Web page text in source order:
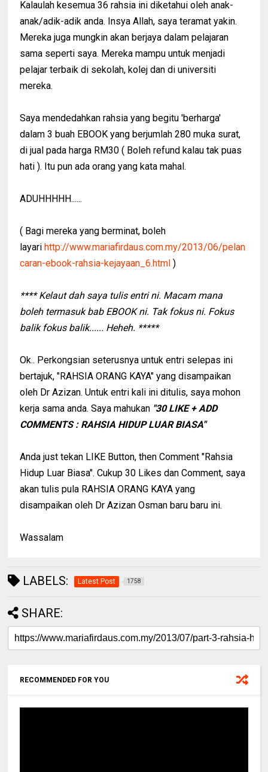
Kalaulah kesemua 36 rahsia ini diketahui oleh anak-
anak/adik-adik anda. Insya Allah, saya teramat yakin.
Mereka juga mungkin akan berjaya dalam pelajaran
sama seperti saya. Mereka mampu untuk menjadi
pelajar terbaik di sekolah, kolej dan di universiti
mereka.
Saya mendedahkan rahsia yang begitu 'berharga'
dalam 3 buah EBOOK yang berjumlah 280 muka surat,
di jual pada harga RM30 ( Boleh refund kalau tak puas
hati ). Itu pun ada orang yang kata mahal.
ADUHHHHH......
( Bagi mereka yang berminat, boleh
layarihttp://www.mariafirdaus.com.my/2013/06/pelan
caran-ebook-rahsia-kejayaan_6.html )
**** Kelaut dah saya tulis entri ni. Macam mana
boleh termasuk bab EBOOK ni. Tak fokus ni. Fokus
balik fokus balik...... Heheh. *****
Ok.. Perkongsian seterusnya untuk entri selepas ini
bertajuk, "RAHSIA ORANG KAYA" yang disampaikan
oleh Dr Azizan. Untuk entri kali ini ditulis, saya mohon
kerja sama anda. Saya mahukan "30 LIKE + ADD
COMMENTS : RAHSIA HIDUP LUAR BIASA"
Anda just tekan LIKE Button, then Comment "Rahsia
Hidup Luar Biasa". Cukup 30 Likes dan Comment, saya
akan tulis pula RAHSIA ORANG KAYA yang
disampaikan oleh Dr Azizan Osman baru baru ini.
Wassalam
LABELS: Latest Post 1758
SHARE:
RECOMMENDED FOR YOU